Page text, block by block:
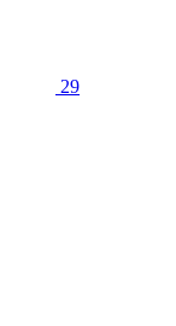
29